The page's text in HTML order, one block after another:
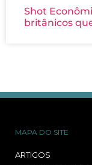
Shot
britânicos
MAPA DO SITE
ARTIGOS